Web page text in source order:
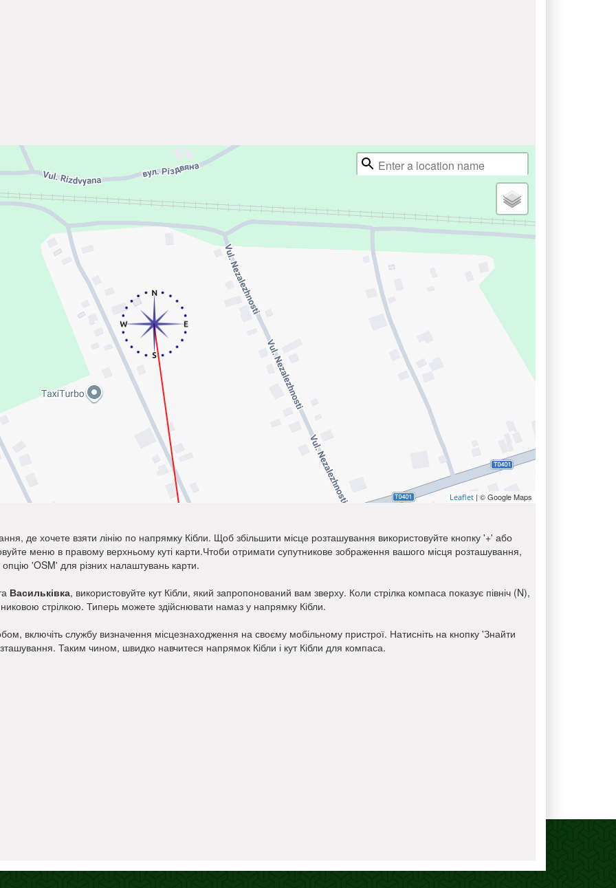
Leaflet | © Google Maps
де хочете взяти лінію по напрямку Кібли. Щоб збільшити місце розташування використовуйте кнопку '+' або
меню в правому верхньому куті карти.Чтоби отримати супутникове зображення вашого місця розташування,
'OSM' для різних налаштувань карти.
Васильківка, використовуйте кут Кібли, який запропонований вам зверху. Коли стрілка компаса показує північ (N),
стрілкою. Типерь можете здійснювати намаз у напрямку Кібли.
включіть службу визначення місцезнаходження на своєму мобільному пристрої. Натисніть на кнопку 'Знайти
Таким чином, швидко навчитеся напрямок Кібли і кут Кібли для компаса.